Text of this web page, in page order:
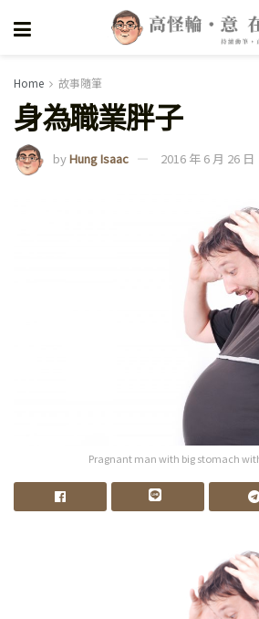
Home 故事隨筆
身為職業胖子
byHung Isaac 2016 年 6 月 26 日
Pragnant man with big stomach